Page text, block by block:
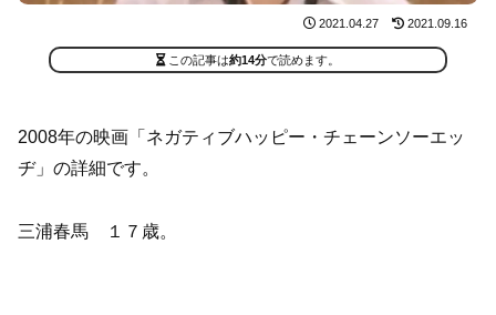
2021.04.27 2021.09.16
この記事は約14分で読めます。
2008年の映画「ネガティブハッピー・チェーンソーエッ
ヂ」の詳細です。
三浦春馬 １７歳。